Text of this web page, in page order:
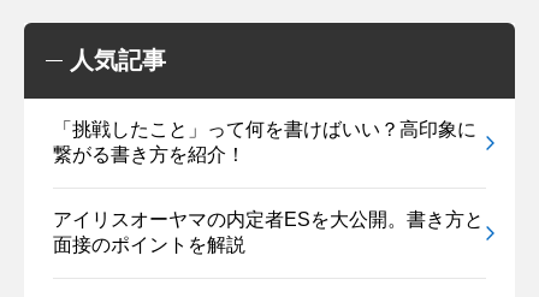
人気記事
「挑戦したこと」って何を書けばいい？高印象に
繋がる書き方を紹介！
アイリスオーヤマの内定者ESを大公開。書き方と
面接のポイントを解説